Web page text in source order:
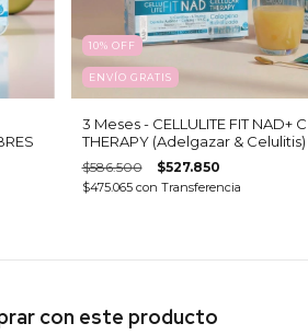
10% OFF
ENVÍO GRATIS
3 Meses - CELLULITE FIT NAD+
THERAPY (Adelgazar &
$586.500 $527.850
$475.065 con Transferencia
con este producto